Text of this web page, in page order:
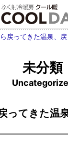
戻ってきた温泉、
未分類
ってきた温